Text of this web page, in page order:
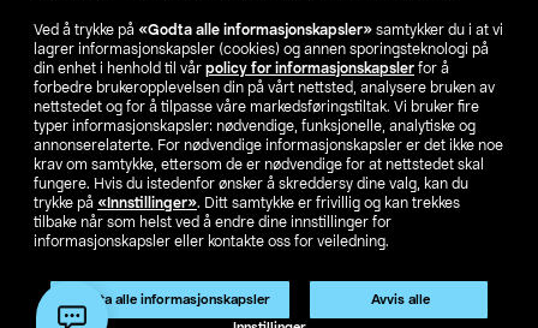
Ved å trykke på «Godta alle informasjonskapsler» samtykker du i at vi
lagrer informasjonskapsler (cookies) og annen sporingsteknologi på
din enhet i henhold til vår policy for informasjonskapsler for å
forbedre brukeropplevelsen din på vårt nettsted, analysere bruken av
nettstedet og for å tilpasse våre markedsføringstiltak. Vi bruker fire
typer informasjonskapsler: nødvendige, funksjonelle, analytiske og
annonserelaterte. For nødvendige informasjonskapsler er det ikke noe
krav om samtykke, ettersom de er nødvendige for at nettstedet skal
fungere. Hvis du istedenfor ønsker å skreddersy dine valg, kan du
trykke på «Innstillinger». Ditt samtykke er frivillig og kan trekkes
tilbake når som helst ved å endre dine innstillinger for
informasjonskapsler eller kontakte oss for veiledning.
Godta alle informasjonskapsler Avvis alle
Legg i handlekurv
Finn din butikk
SE NO FI
Endre til priser ekskl. moms